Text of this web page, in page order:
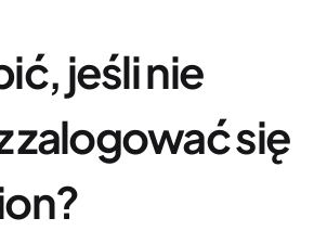
jeśli nie
zalogować się